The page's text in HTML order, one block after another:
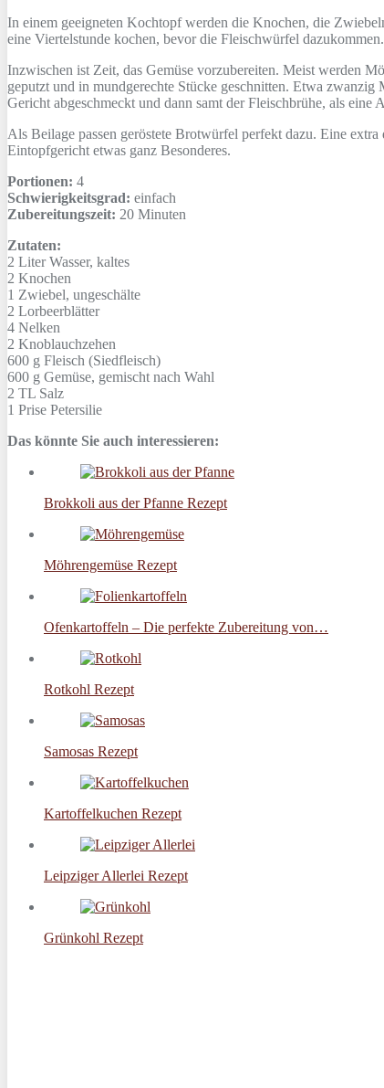
In einem geeigneten Kochtopf werden die Knochen, die
eine Viertelstunde kochen, bevor die Fleischwürfel
Inzwischen ist Zeit, das Gemüse vorzubereiten. Meist werden
geputzt und in mundgerechte Stücke geschnitten. Etwa
Gericht abgeschmeckt und dann samt der Fleischbrühe, als
Als Beilage passen geröstete Brotwürfel perfekt dazu. Eine
Eintopfgericht etwas ganz Besonderes.
Portionen: 4
Schwierigkeitsgrad: einfach
Zubereitungszeit: 20 Minuten
Zutaten:
2 LiterWasser, kaltes
2 Knochen
1 Zwiebel, ungeschälte
2 Lorbeerblätter
4 Nelken
2 Knoblauchzehen
600 g Fleisch (Siedfleisch)
600 g Gemüse, gemischt nach Wahl
2 TL Salz
1 Prise Petersilie
Das könnte Sie auch interessieren:
Brokkoli aus der Pfanne Rezept
Möhrengemüse Rezept
Ofenkartoffeln – Die perfekte Zubereitung von…
Rotkohl Rezept
Samosas Rezept
Kartoffelkuchen Rezept
Leipziger Allerlei Rezept
Grünkohl Rezept